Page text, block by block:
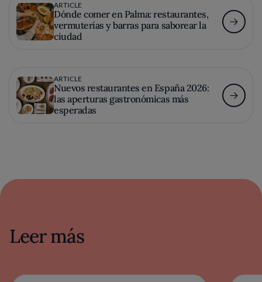
ARTICLE
Dónde comer en Palma: restaurantes,
vermuterías y barras para saborear la
ciudad
ARTICLE
Nuevos restaurantes en España 2026:
las aperturas gastronómicas más
esperadas
Leer más